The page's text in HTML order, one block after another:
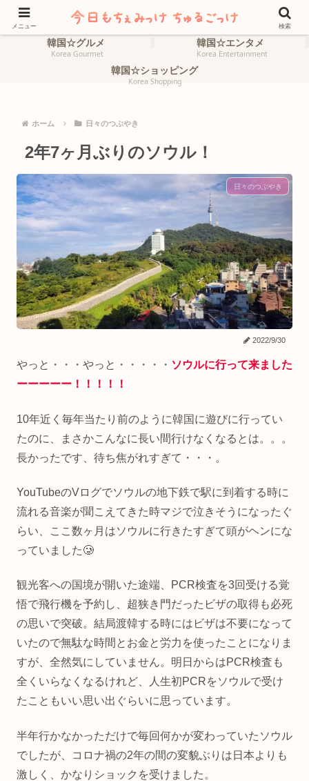
ホーム
HOME
韓国☆旅行
韓国☆グルメ
Korea Gourmet
韓国☆エンタメ
Korea Entertainment
韓国☆ショッピング
Korea Shopping
ホーム 日々のつぶやき
2年7ヶ月ぶりのソウル！
日々のつぶやき
2022/9/30
やっと・・・やっと・・・・・ ソウルに行って来ました
ーーーーー！！！！！
10年近く毎年当たり前のように韓国に遊びに行ってい
たのに、まさかこんなに長い間行けなくなるとは。。。
長かったです、待ち焦がれすぎて・・・。
YouTubeのVログでソウルの地下鉄で駅に到着する時に
流れる音楽が聞こえてきた時マジで泣きそうになったぐ
らい、ここ数ヶ月はソウルに行きたすぎて頭がヘンにな
っていました🥲
観光客への国境が開いた途端、PCR検査を3回受ける覚
悟で飛行機を予約し、超狭き門だったビザの取得も必死
の思いで突破。結局渡韓する時にはビザは不要になって
いたので無駄な時間とお金と労力を使ったことになりま
すが、全然気にしていません。明日からはPCR検査も
全くいらなくなるけれど、人生初PCRをソウルで受け
たこともいい思い出ぐらいに思っています。
半年行かなかっただけで毎回何かが変わっていたソウル
でしたが、コロナ禍の2年の間の変貌ぶりは日本よりも
激しく、かなりショックを受けました。
メニュー 検索